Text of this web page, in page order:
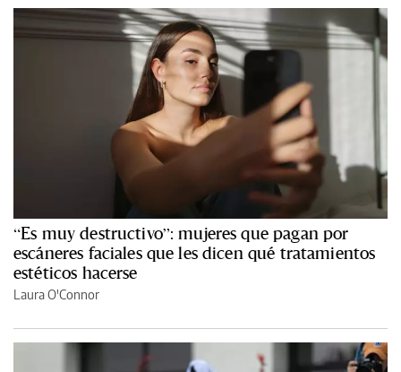
“Es muy destructivo”: mujeres que pagan por
escáneres faciales que les dicen qué tratamientos
estéticos hacerse
Laura O'Connor